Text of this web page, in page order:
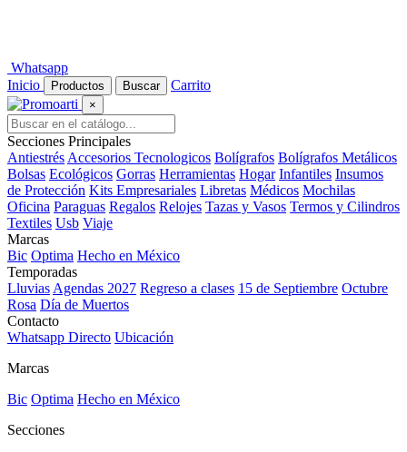
Whatsapp
Inicio
Productos Buscar Carrito
×
Secciones Principales
Antiestrés Accesorios Tecnologicos Bolígrafos Bolígrafos Metálicos
Bolsas Ecológicos Gorras Herramientas Hogar Infantiles Insumos
de Protección Kits Empresariales Libretas Médicos Mochilas
Oficina Paraguas Regalos Relojes Tazas y Vasos Termos y Cilindros
Textiles Usb Viaje
Marcas
Bic Optima Hecho en México
Temporadas
Lluvias Agendas 2027 Regreso a clases 15 de Septiembre Octubre
Rosa Día de Muertos
Contacto
Whatsapp Directo Ubicación
Marcas
Bic Optima Hecho en México
Secciones